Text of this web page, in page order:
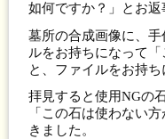
如何ですか？」とお返
墓所の合成画像に、
ルをお持ちになって「
と、ファイルをお持ち
拝見すると使用NGの
「この石は使わない
きました。